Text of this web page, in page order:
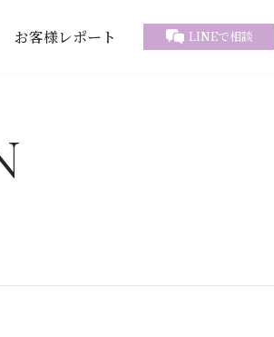
お客様レポート LINEで相談